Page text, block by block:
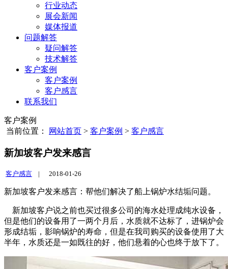
行业动态
展会新闻
媒体报道
问题解答
疑问解答
技术解答
客户案例
客户案例
客户感言
联系我们
客户案例
当前位置：
网站首页 > 客户案例 > 客户感言
新加坡客户发来感言
客户感言 | 2018-01-26
新加坡客户发来感言：帮他们解决了船上锅炉水结垢问题。
新加坡客户说之前也买过很多公司的海水处理成纯水设备，
但是他们的设备用了一两个月后，水质就不达标了，进锅炉会
形成结垢，影响锅炉的寿命，但是在我司购买的设备使用了大
半年，水质还是一如既往的好，他们悬着的心也终于放下了。